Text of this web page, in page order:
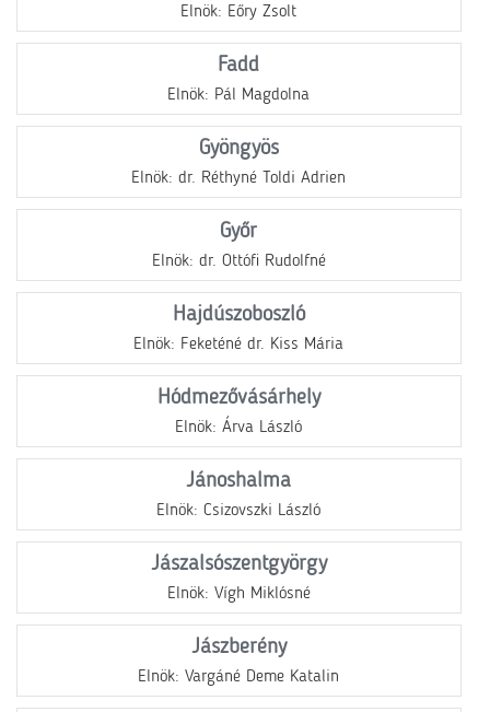
Elnök: Eőry Zsolt
Fadd
Elnök: Pál Magdolna
Gyöngyös
Elnök: dr. Réthyné Toldi Adrien
Győr
Elnök: dr. Ottófi Rudolfné
Hajdúszoboszló
Elnök: Feketéné dr. Kiss Mária
Hódmezővásárhely
Elnök: Árva László
Jánoshalma
Elnök: Csizovszki László
Jászalsószentgyörgy
Elnök: Vígh Miklósné
Jászberény
Elnök: Vargáné Deme Katalin